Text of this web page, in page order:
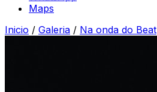
Maps
Inicio / Galeria / Na onda do Beat